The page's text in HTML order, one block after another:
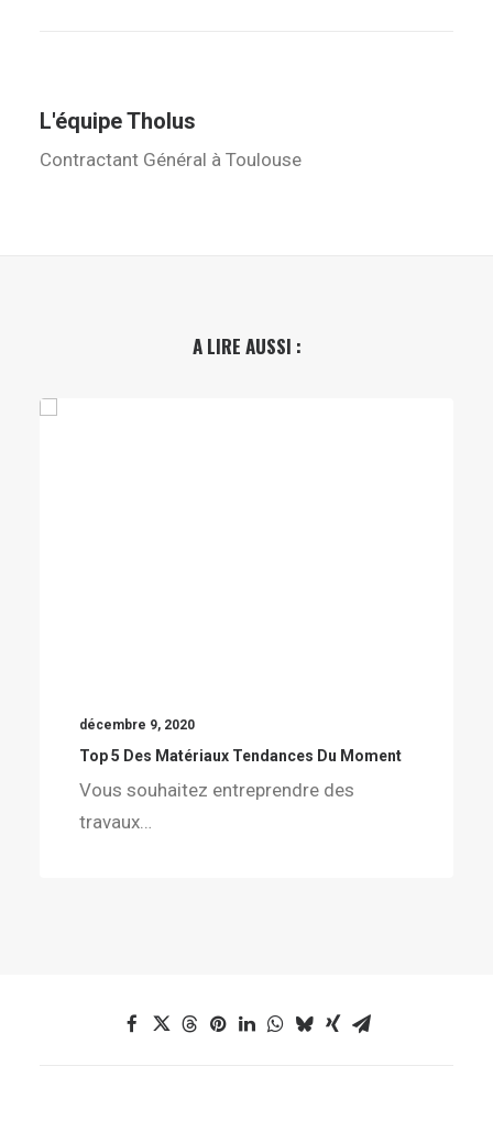
L'équipe Tholus
Contractant Général à Toulouse
A LIRE AUSSI :
décembre 9, 2020
Top 5 Des Matériaux Tendances Du Moment
Vous souhaitez entreprendre des
travaux…